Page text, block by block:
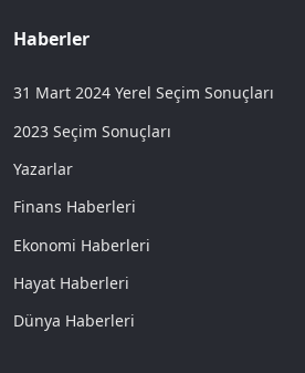
Haberler
31 Mart 2024 Yerel Seçim Sonuçları
2023 Seçim Sonuçları
Yazarlar
Finans Haberleri
Ekonomi Haberleri
Hayat Haberleri
Dünya Haberleri